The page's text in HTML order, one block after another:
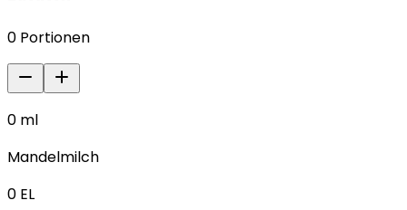
0 Portionen
0 ml
Mandelmilch
0 EL